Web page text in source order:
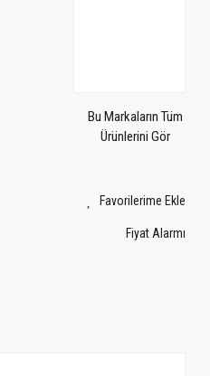
Bu Markaların Tüm
Ürünlerini Gör
Fiyat Alarmı